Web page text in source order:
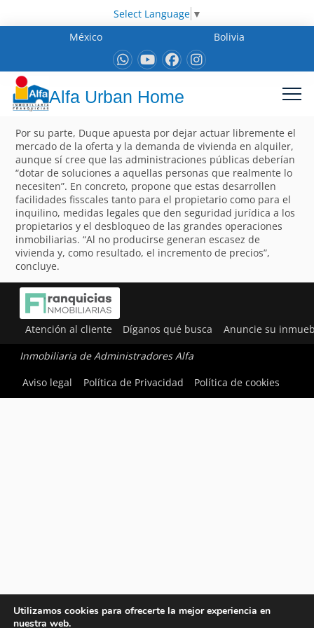
Select Language ▼
México
Bolivia
Alfa Urban Home
Por su parte, Duque apuesta por dejar actuar libremente el
mercado de la oferta y la demanda de vivienda en alquiler,
aunque sí cree que las administraciones públicas deberían
“dotar de soluciones a aquellas personas que realmente lo
necesiten”. En concreto, propone que estas desarrollen
facilidades fisscales tanto para el propietario como para el
inquilino, medidas legales que den seguridad jurídica a los
propietarios y el desbloqueo de las grandes operaciones
inmobiliarias. “Al no producirse generan escasez de
vivienda y, como resultado, el incremento de precios”,
concluye.
Atención al cliente Díganos qué busca Anuncie su
Inmobiliaria de Administradores Alfa
Aviso legal
Política de Privacidad Política de cookies
Utilizamos cookies para ofrecerte la mejor experiencia en
nuestra web.